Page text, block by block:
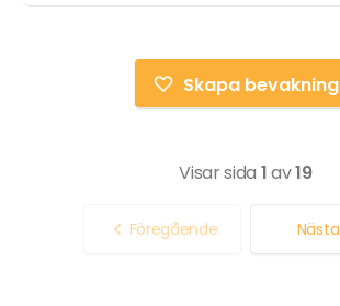
Skapa bevakning
Visar sida 1av19
Föregående Nästa